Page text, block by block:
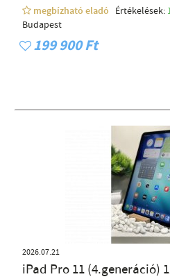
megbízható eladó
Értékelések:
Budapest
199 900 Ft
2026.07.21
iPad Pro 11 (4.generáció)